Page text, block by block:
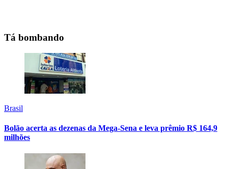
Tá bombando
Brasil
Bolão acerta as dezenas da Mega-Sena e leva prêmio R$ 164,9
milhões